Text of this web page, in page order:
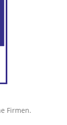
Firmen.